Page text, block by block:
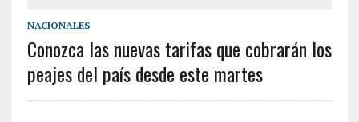
NACIONALES
Conozca las nuevas tarifas que cobrarán los
peajes del país desde este martes